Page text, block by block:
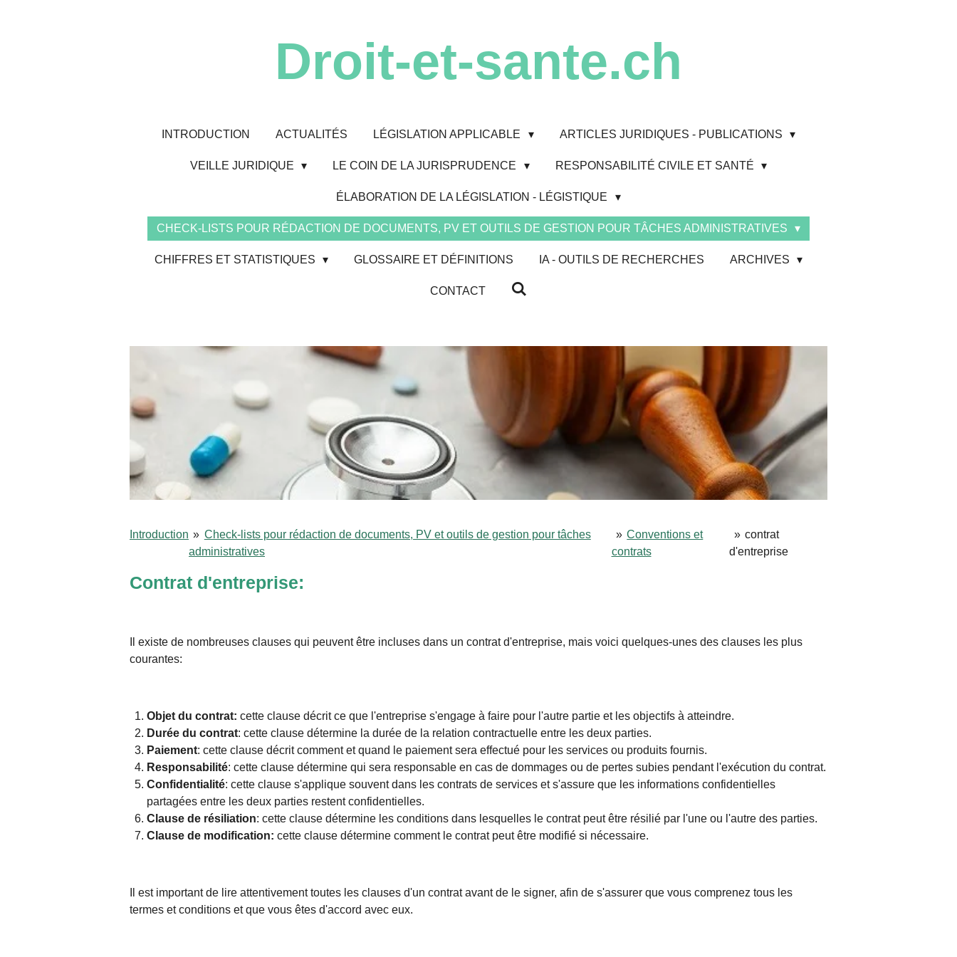
Droit-et-sante.ch
INTRODUCTION ACTUALITÉS LÉGISLATION APPLICABLE ARTICLES JURIDIQUES - PUBLICATIONS
VEILLE JURIDIQUE LE COIN DE LA JURISPRUDENCE RESPONSABILITÉ CIVILE ET SANTÉ
ÉLABORATION DE LA LÉGISLATION - LÉGISTIQUE
CHECK-LISTS POUR RÉDACTION DE DOCUMENTS, PV ET OUTILS DE GESTION POUR TÂCHES ADMINISTRATIVES
CHIFFRES ET STATISTIQUES GLOSSAIRE ET DÉFINITIONS IA - OUTILS DE RECHERCHES ARCHIVES
CONTACT
Introduction » Check-lists pour rédaction de documents, PV et outils de gestion pour tâches
administratives
» Conventions et
contrats
» contrat
d'entreprise
Contrat d'entreprise:
Il existe de nombreuses clauses qui peuvent être incluses dans un contrat d'entreprise, mais voici quelques-unes des clauses les plus
courantes:
Objet du contrat: cette clause décrit ce que l'entreprise s'engage à faire pour l'autre partie et les objectifs à atteindre.
Durée du contrat: cette clause détermine la durée de la relation contractuelle entre les deux parties.
Paiement: cette clause décrit comment et quand le paiement sera effectué pour les services ou produits fournis.
Responsabilité: cette clause détermine qui sera responsable en cas de dommages ou de pertes subies pendant l'exécution du contrat.
Confidentialité: cette clause s'applique souvent dans les contrats de services et s'assure que les informations confidentielles
partagées entre les deux parties restent confidentielles.
Clause de résiliation: cette clause détermine les conditions dans lesquelles le contrat peut être résilié par l'une ou l'autre des parties.
Clause de modification: cette clause détermine comment le contrat peut être modifié si nécessaire.
Il est important de lire attentivement toutes les clauses d'un contrat avant de le signer, afin de s'assurer que vous comprenez tous les
termes et conditions et que vous êtes d'accord avec eux.